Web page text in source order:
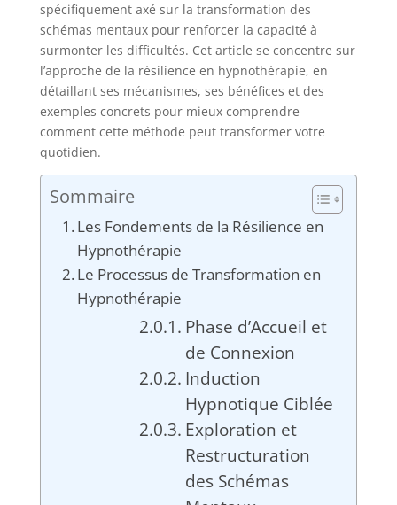
spécifiquement axé sur la transformation des
schémas mentaux pour renforcer la capacité à
surmonter les difficultés. Cet article se concentre sur
l’approche de la résilience en hypnothérapie, en
détaillant ses mécanismes, ses bénéfices et des
exemples concrets pour mieux comprendre
comment cette méthode peut transformer votre
quotidien.
Sommaire
Les Fondements de la Résilience en
Hypnothérapie
Le Processus de Transformation en
Hypnothérapie
Phase d’Accueil et
de Connexion
Induction
Hypnotique Ciblée
Exploration et
Restructuration
des Schémas